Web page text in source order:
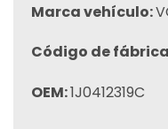
Marca vehículo:
Código de
OEM:1J0412319C